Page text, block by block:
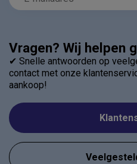
Vragen? Wij helpen
✔ Snelle antwoorden op
contact met onze
aankoop!